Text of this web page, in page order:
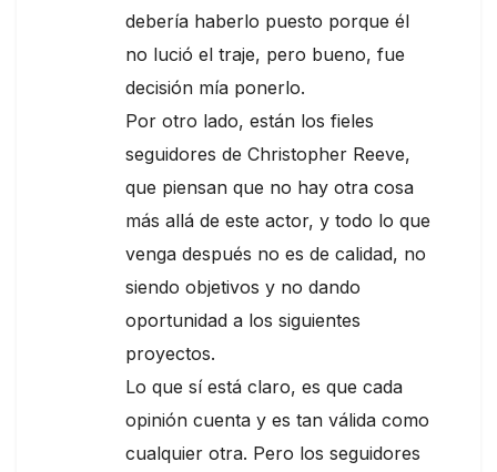
debería haberlo puesto porque él
no lució el traje, pero bueno, fue
decisión mía ponerlo.
Por otro lado, están los fieles
seguidores de Christopher Reeve,
que piensan que no hay otra cosa
más allá de este actor, y todo lo que
venga después no es de calidad, no
siendo objetivos y no dando
oportunidad a los siguientes
proyectos.
Lo que sí está claro, es que cada
opinión cuenta y es tan válida como
cualquier otra. Pero los seguidores